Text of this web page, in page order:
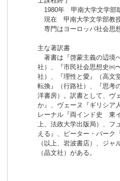
1980年 甲南大学文学部
現在 甲南大学文学部教
専門はヨーロッパ社会思
主な著訳書
著書は『啓蒙主義の辺境
社）、『市民社会思想史㈵
社）、『理性と愛』（高文
転換』（行路社）、『思考
洋書房）。訳書として、ヴ
か』、ヴェーヌ『ギリシア
レーナル『両インド史 東
上、法政大学出版局）、フ
える』、ピーター・バーク
（以上、岩波書店）、ジャ
（晶文社）がある。